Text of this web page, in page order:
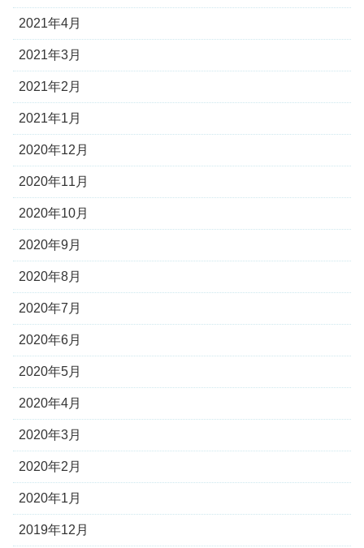
2021年4月
2021年3月
2021年2月
2021年1月
2020年12月
2020年11月
2020年10月
2020年9月
2020年8月
2020年7月
2020年6月
2020年5月
2020年4月
2020年3月
2020年2月
2020年1月
2019年12月